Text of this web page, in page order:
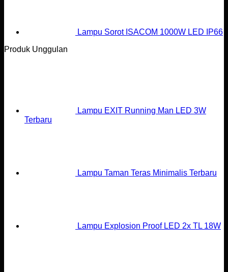
Lampu Sorot ISACOM 1000W LED IP66
Produk Unggulan
Lampu EXIT Running Man LED 3W
Terbaru
Lampu Taman Teras Minimalis Terbaru
Lampu Explosion Proof LED 2x TL 18W